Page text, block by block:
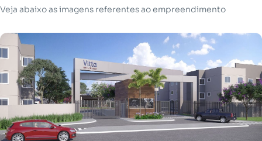
Veja abaixo as imagens referentes ao empreendimento